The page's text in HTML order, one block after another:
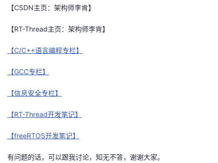
【CSDN主页：架构师李肯】
【RT-Thread主页：架构师李肯】
【C/C++语言编程专栏】
【GCC专栏】
【信息安全专栏】
【RT-Thread开发笔记】
【freeRTOS开发笔记】
有问题的话，可以跟我讨论，知无不答，谢谢大家。